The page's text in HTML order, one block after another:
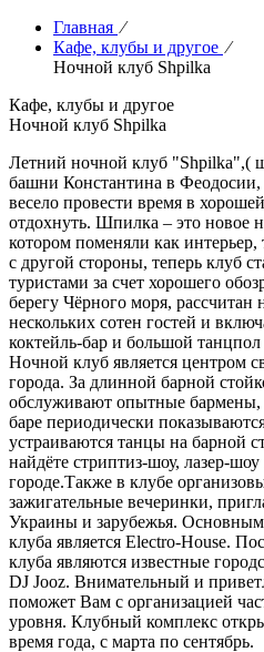
Главная ⁄
Кафе, клубы и другое ⁄
Ночной клуб Shpilka
Кафе, клубы и другое
Ночной клуб Shpilka
Летний ночной клуб "Shpilka",(
башни Константина в Феодосии,
весело провести время в
отдохнуть. Шпилка – это новое
котором поменяли как интерьер,
с другой стороны, теперь клуб
туристами за счет хорошего
берегу Чёрного моря,
нескольких сотен гостей и
коктейль-бар и большой
Ночной клуб является центром
города. За длинной барной
обслуживают опытные
баре периодически
устраиваются танцы на барной
найдёте стриптиз-шоу, лазер-
городе.Также в клубе
зажигательные вечеринки,
Украины и зарубежья.
клуба является Electro-House.
клуба являются известные
DJ Jooz. Внимательный и
поможет Вам с организацией
уровня. Клубный комплекс
время года, с марта по сентябрь.